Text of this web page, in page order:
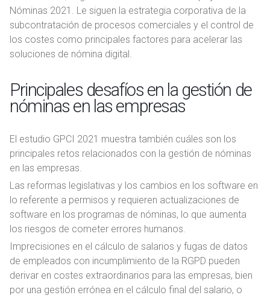
Nóminas 2021. Le siguen la estrategia corporativa de la
subcontratación de procesos comerciales y el control de
los costes como principales factores para acelerar las
soluciones de nómina digital.
Principales desafíos en la gestión de
nóminas en las empresas
El estudio GPCI 2021 muestra también cuáles son los
principales retos relacionados con la gestión de nóminas
en las empresas.
Las reformas legislativas y los cambios en los software en
lo referente a permisos y requieren actualizaciones de
software en los programas de nóminas, lo que aumenta
los riesgos de cometer errores humanos.
Imprecisiones en el cálculo de salarios y fugas de datos
de empleados con incumplimiento de la RGPD pueden
derivar en costes extraordinarios para las empresas, bien
por una gestión errónea en el cálculo final del salario, o